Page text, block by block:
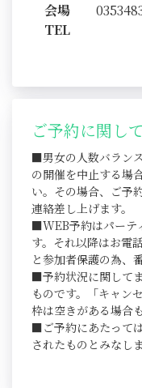
会場
TEL
ご予約に関し
■男女の人数バラン
の開催を中止する場
い。その場合、ご予
連絡差し上げます。
■WEB予約はパーテ
す。それ以降はお電
と参加者保護の為、
■予約状況に関して
ものです。「キャン
枠は空きがある場合
■ご予約にあたって
されたものとみなしま